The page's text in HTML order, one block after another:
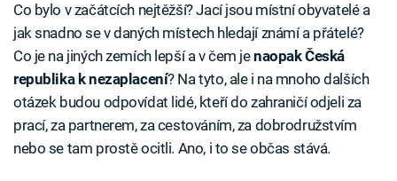
Co bylo v začátcích nejtěžší? Jací jsou místní obyvatelé a
jak snadno se v daných místech hledají známí a přátelé?
Co je na jiných zemích lepší a v čem jenaopak Česká
republika k nezaplacení? Na tyto, ale i na mnoho dalších
otázek budou odpovídat lidé, kteří do zahraničí odjeli za
prací, za partnerem, za cestováním, za dobrodružstvím
nebo se tam prostě ocitli. Ano, i to se občas stává.